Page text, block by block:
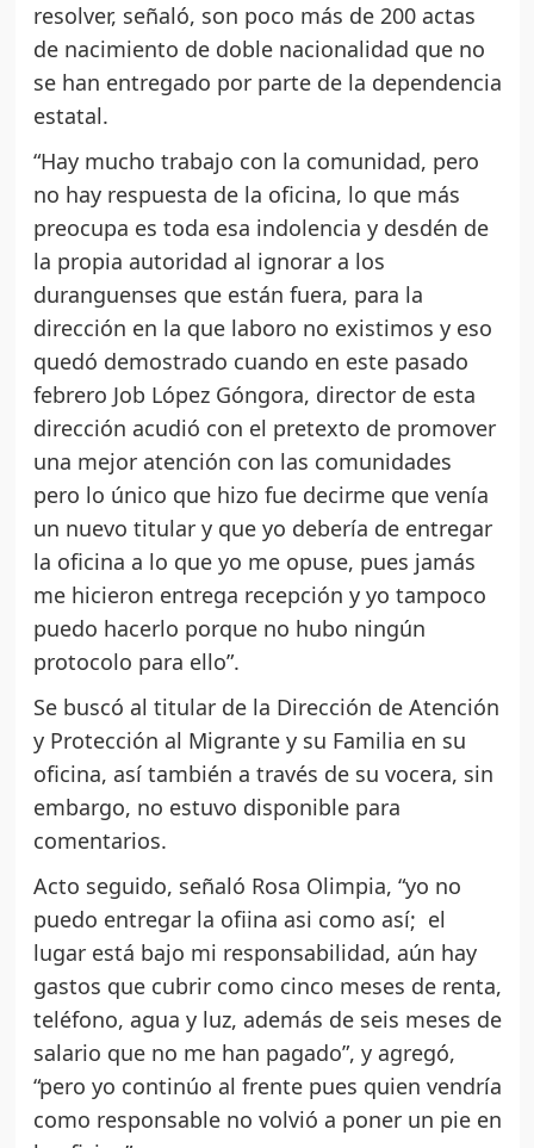
resolver, señaló, son poco más de 200 actas
de nacimiento de doble nacionalidad que no
se han entregado por parte de la dependencia
estatal.
“Hay mucho trabajo con la comunidad, pero
no hay respuesta de la oficina, lo que más
preocupa es toda esa indolencia y desdén de
la propia autoridad al ignorar a los
duranguenses que están fuera, para la
dirección en la que laboro no existimos y eso
quedó demostrado cuando en este pasado
febrero Job López Góngora, director de esta
dirección acudió con el pretexto de promover
una mejor atención con las comunidades
pero lo único que hizo fue decirme que venía
un nuevo titular y que yo debería de entregar
la oficina a lo que yo me opuse, pues jamás
me hicieron entrega recepción y yo tampoco
puedo hacerlo porque no hubo ningún
protocolo para ello”.
Se buscó al titular de la Dirección de Atención
y Protección al Migrante y su Familia en su
oficina, así también a través de su vocera, sin
embargo, no estuvo disponible para
comentarios.
Acto seguido, señaló Rosa Olimpia, “yo no
puedo entregar la ofiina asi como así; el
lugar está bajo mi responsabilidad, aún hay
gastos que cubrir como cinco meses de renta,
teléfono, agua y luz, además de seis meses de
salario que no me han pagado”, y agregó,
“pero yo continúo al frente pues quien vendría
como responsable no volvió a poner un pie en